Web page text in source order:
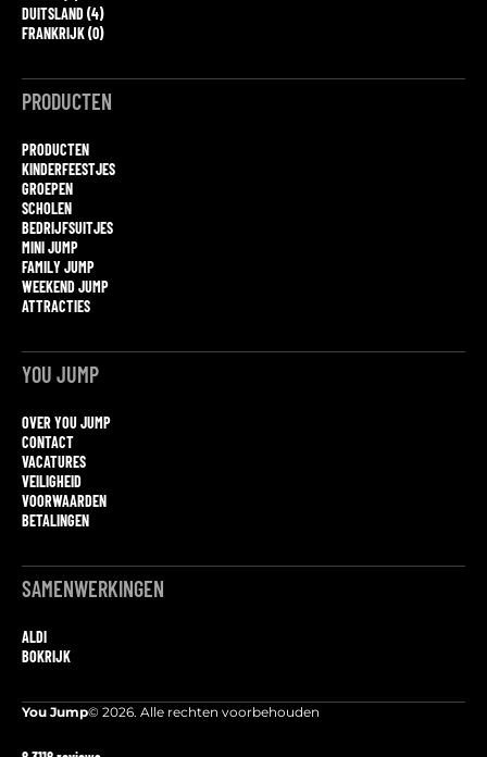
DUITSLAND (4)
FRANKRIJK (0)
PRODUCTEN
PRODUCTEN
KINDERFEESTJES
GROEPEN
SCHOLEN
BEDRIJFSUITJES
MINI JUMP
FAMILY JUMP
WEEKEND JUMP
ATTRACTIES
YOU JUMP
OVER YOU JUMP
CONTACT
VACATURES
VEILIGHEID
VOORWAARDEN
BETALINGEN
SAMENWERKINGEN
ALDI
BOKRIJK
You Jump© 2026. Alle rechten voorbehouden